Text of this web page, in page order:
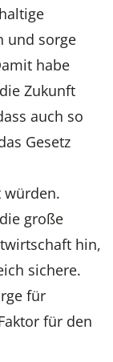
und sorge
habe
Zukunft
auch so
Gesetz
große
hin,
sichere.
für
für den